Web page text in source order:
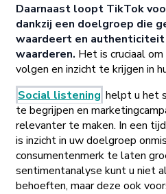
Daarnaast loopt TikTok
dankzij een doelgroep die
waardeert en
waarderen. Het is cruciaal
volgen en inzicht te krijgen in
Social listening helpt u het
te begrijpen en
relevanter te maken. In een
is inzicht in uw doelgroep
consumentenmerk te laten
sentimentanalyse kunt u niet
behoeften, maar deze ook